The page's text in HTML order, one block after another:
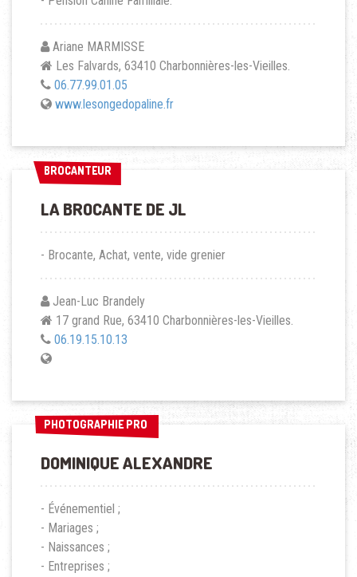
Ariane MARMISSE
Les Falvards, 63410 Charbonnières-les-Vieilles.
06.77.99.01.05
www.lesongedopaline.fr
BROCANTEUR
BROCANTEUR
LA BROCANTE DE JL
- Brocante, Achat, vente, vide grenier
Jean-Luc Brandely
17 grand Rue, 63410 Charbonnières-les-Vieilles.
06.19.15.10.13
PHOTOGRAPHIE PRO
PHOTOGRAPHIE PRO
DOMINIQUE ALEXANDRE
- Événementiel ;
- Mariages ;
- Naissances ;
- Entreprises ;